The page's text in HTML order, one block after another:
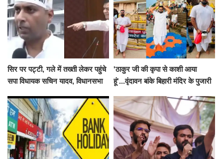
सिर पर पट्टी, गले में तख्ती लेकर पहुंचे
सपा विधायक सचिन यादव, विधानसभा
निलंबित
'ठाकुर जी की कृपा से काशी आया
हूं'...वृंदावन बांके बिहारी मंदिर के पुजारी
जलाभिषेक